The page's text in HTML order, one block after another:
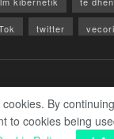
twitter vecori
of techzero1.com
By
to cookies being